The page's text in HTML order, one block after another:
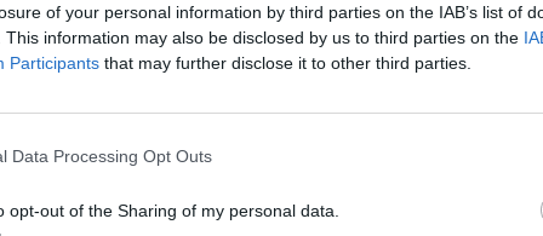
of your personal information by third parties on the IAB’s list of
This information may also be disclosed by us to third parties on the
Participants that may further disclose it to other third parties.
Data Processing Opt Outs
opt-out of the Sharing of my personal data.